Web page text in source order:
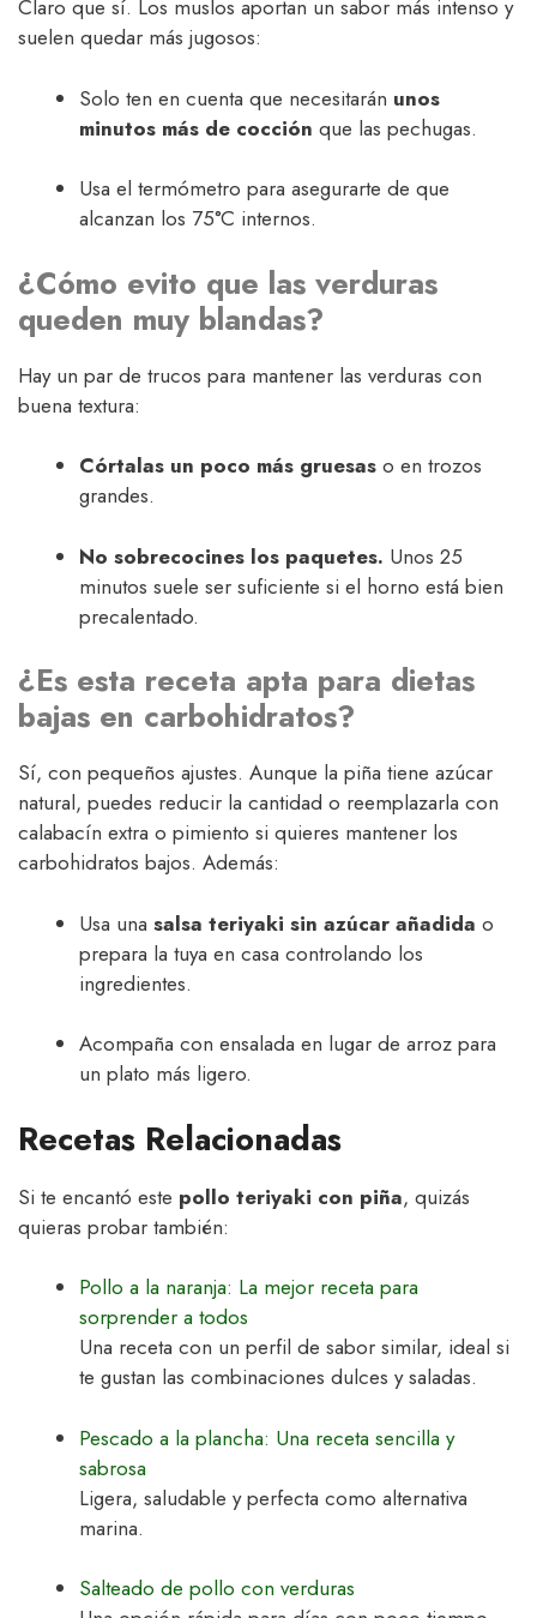
Claro que sí. Los muslos aportan un sabor más intenso y
suelen quedar más jugosos:
Solo ten en cuenta que necesitarán unos
minutos más de cocción que las pechugas.
Usa el termómetro para asegurarte de que
alcanzan los 75°C internos.
¿Cómo evito que las verduras
queden muy blandas?
Hay un par de trucos para mantener las verduras con
buena textura:
Córtalas un poco más gruesas o en trozos
grandes.
No sobrecocines los paquetes. Unos 25
minutos suele ser suficiente si el horno está bien
precalentado.
¿Es esta receta apta para dietas
bajas en carbohidratos?
Sí, con pequeños ajustes. Aunque la piña tiene azúcar
natural, puedes reducir la cantidad o reemplazarla con
calabacín extra o pimiento si quieres mantener los
carbohidratos bajos. Además:
Usa una salsa teriyaki sin azúcar añadida o
prepara la tuya en casa controlando los
ingredientes.
Acompaña con ensalada en lugar de arroz para
un plato más ligero.
Recetas Relacionadas
Si te encantó este pollo teriyaki con piña, quizás
quieras probar también:
Pollo a la naranja: La mejor receta para
sorprender a todos
Una receta con un perfil de sabor similar, ideal si
te gustan las combinaciones dulces y saladas.
Pescado a la plancha: Una receta sencilla y
sabrosa
Ligera, saludable y perfecta como alternativa
marina.
Salteado de pollo con verduras